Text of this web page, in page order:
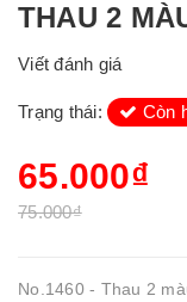
THAU 2
Viết đánh giá
Trạng thái: Còn
65.000₫
75.000₫
No.1460 - Thau